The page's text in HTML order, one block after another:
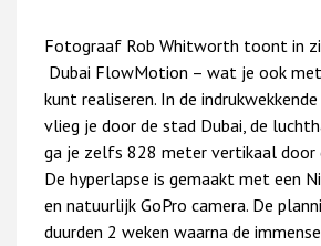
Fotograaf Rob Whitworth toont in
Dubai FlowMotion – wat je ook
kunt realiseren. In de
vlieg je door de stad Dubai, de
ga je zelfs 828 meter vertikaal door
De hyperlapse is gemaakt met een
en natuurlijk GoPro camera. De
duurden 2 weken waarna de